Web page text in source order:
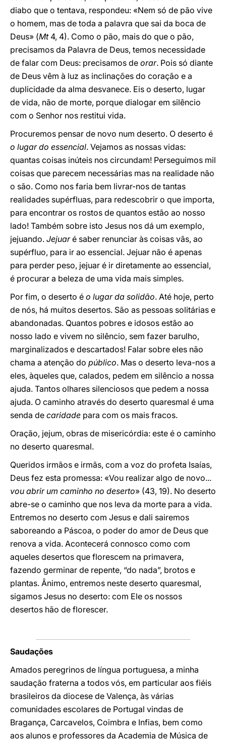
diabo que o tentava, respondeu: «Nem só de pão vive
o homem, mas de toda a palavra que sai da boca de
Deus» (Mt4, 4). Como o pão, mais do que o pão,
precisamos da Palavra de Deus, temos necessidade
de falar com Deus: precisamos de orar. Pois só diante
de Deus vêm à luz as inclinações do coração e a
duplicidade da alma desvanece. Eis o deserto, lugar
de vida, não de morte, porque dialogar em silêncio
com o Senhor nos restitui vida.
Procuremos pensar de novo num deserto. O deserto é
o lugar do essencial. Vejamos as nossas vidas:
quantas coisas inúteis nos circundam! Perseguimos mil
coisas que parecem necessárias mas na realidade não
o são. Como nos faria bem livrar-nos de tantas
realidades supérfluas, para redescobrir o que importa,
para encontrar os rostos de quantos estão ao nosso
lado! Também sobre isto Jesus nos dá um exemplo,
jejuando. Jejuaré saber renunciar às coisas vãs, ao
supérfluo, para ir ao essencial. Jejuar não é apenas
para perder peso, jejuar é ir diretamente ao essencial,
é procurar a beleza de uma vida mais simples.
Por fim, o deserto é o lugar da solidão. Até hoje, perto
de nós, há muitos desertos. São as pessoas solitárias e
abandonadas. Quantos pobres e idosos estão ao
nosso lado e vivem no silêncio, sem fazer barulho,
marginalizados e descartados! Falar sobre eles não
chama a atenção do público. Mas o deserto leva-nos a
eles, àqueles que, calados, pedem em silêncio a nossa
ajuda. Tantos olhares silenciosos que pedem a nossa
ajuda. O caminho através do deserto quaresmal é uma
senda de caridade para com os mais fracos.
Oração, jejum, obras de misericórdia: este é o caminho
no deserto quaresmal.
Queridos irmãos e irmãs, com a voz do profeta Isaías,
Deus fez esta promessa: «Vou realizar algo de novo...
vou abrir um caminho no deserto» (43, 19). No deserto
abre-se o caminho que nos leva da morte para a vida.
Entremos no deserto com Jesus e dali sairemos
saboreando a Páscoa, o poder do amor de Deus que
renova a vida. Acontecerá connosco como com
aqueles desertos que florescem na primavera,
fazendo germinar de repente, “do nada”, brotos e
plantas. Ânimo, entremos neste deserto quaresmal,
sigamos Jesus no deserto: com Ele os nossos
desertos hão de florescer.
Saudações
Amados peregrinos de língua portuguesa, a minha
saudação fraterna a todos vós, em particular aos fiéis
brasileiros da diocese de Valença, às várias
comunidades escolares de Portugal vindas de
Bragança, Carcavelos, Coimbra e Infias, bem como
aos alunos e professores da Academia de Música de